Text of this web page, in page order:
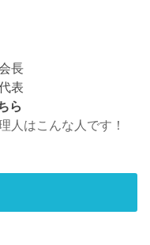
長
表
ら
人はこんな人です！